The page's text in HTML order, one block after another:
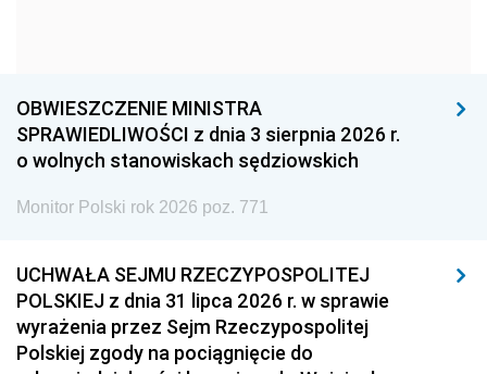
1957 1956 1955
1954 1953 1952
1951 1950
1939 1938 1937
1936 1930
OBWIESZCZENIE MINISTRA
SPRAWIEDLIWOŚCI z dnia 3 sierpnia 2026 r.
o wolnych stanowiskach sędziowskich
Monitor Polski rok 2026 poz. 771
UCHWAŁA SEJMU RZECZYPOSPOLITEJ
POLSKIEJ z dnia 31 lipca 2026 r. w sprawie
wyrażenia przez Sejm Rzeczypospolitej
Polskiej zgody na pociągnięcie do